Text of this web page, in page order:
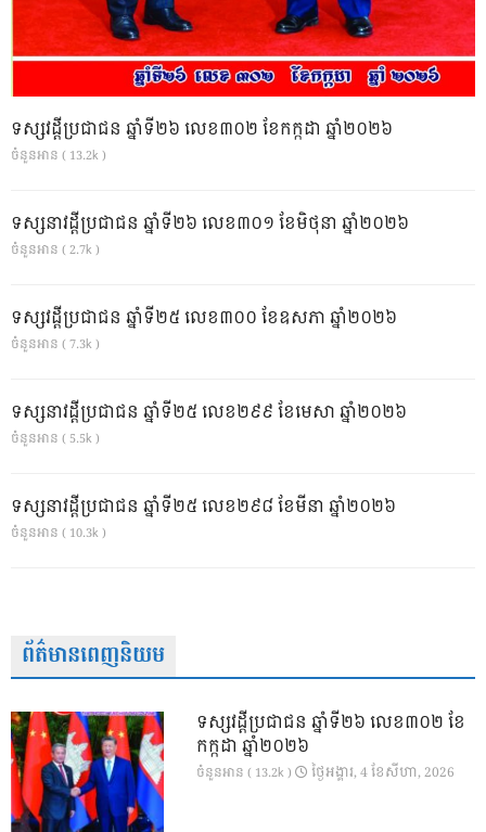
ទស្សវដ្តីប្រជាជន ឆ្នាំទី២៦ លេខ៣០២ ខែកក្កដា ឆ្នាំ២០២៦
ចំនួនអាន ( 13.2k )
ទស្សនាវដ្ដីប្រជាជន ឆ្នាំទី២៦ លេខ៣០១ ខែមិថុនា ឆ្នាំ២០២៦
ចំនួនអាន ( 2.7k )
ទស្សវដ្តីប្រជាជន ឆ្នាំទី២៥ លេខ៣០០ ខែឧសភា ឆ្នាំ២០២៦
ចំនួនអាន ( 7.3k )
ទស្សនាវដ្ដីប្រជាជន ឆ្នាំទី២៥ លេខ២៩៩ ខែមេសា ឆ្នាំ២០២៦
ចំនួនអាន ( 5.5k )
ទស្សនាវដ្ដីប្រជាជន ឆ្នាំទី២៥ លេខ២៩៨ ខែមីនា ឆ្នាំ២០២៦
ចំនួនអាន ( 10.3k )
ព័ត៌មានពេញនិយម
ទស្សវដ្តីប្រជាជន ឆ្នាំទី២៦ លេខ៣០២ ខែ
កក្កដា ឆ្នាំ២០២៦
ចំនួនអាន ( 13.2k ) ថ្ងៃ​អង្គារ, 4 ខែ​សីហា, 2026